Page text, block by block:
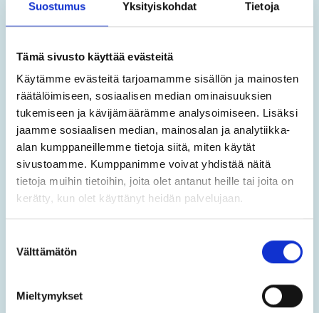
Suostumus Yksityiskohdat Tietoja
Tämä sivusto käyttää evästeitä
Käytämme evästeitä tarjoamamme sisällön ja mainosten
räätälöimiseen, sosiaalisen median ominaisuuksien
tukemiseen ja kävijämäärämme analysoimiseen. Lisäksi
jaamme sosiaalisen median, mainosalan ja analytiikka-
alan kumppaneillemme tietoja siitä, miten käytät
sivustoamme. Kumppanimme voivat yhdistää näitä
tietoja muihin tietoihin, joita olet antanut heille tai joita on
kerätty, kun olet käyttänyt heidän palvelujaan.
valinta
Välttämätön
Mieltymykset
Gympa i djup bassäng 17:30 – 18:00
Torsdag
Stads vattengympa 8:45 – 9:45
(badcentret/medelintensiv/musik)
Fredag
Grupp för anpassad motion 16:30 – 17:00